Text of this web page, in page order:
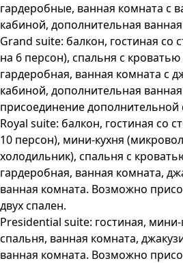
гардеробные, ванная комната с
кабиной, дополнительная
Grand suite: балкон, гостиная со
на 6 персон), спальня с
гардеробная, ванная комната с
кабиной, дополнительная
присоединение дополнительной
Royal suite: балкон, гостиная со
10 персон), мини-кухня
холодильник), спальня с
гардеробная, ванная комната,
ванная комната. Возможно
двух спален.
Presidential suite: гостиная, мини-
спальня, ванная комната,
ванная комната. Возможно